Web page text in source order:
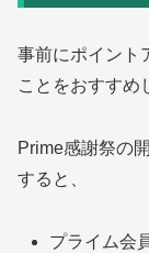
事前にポイント
ことをおすすめ
Prime感謝祭の
すると、
プライム会